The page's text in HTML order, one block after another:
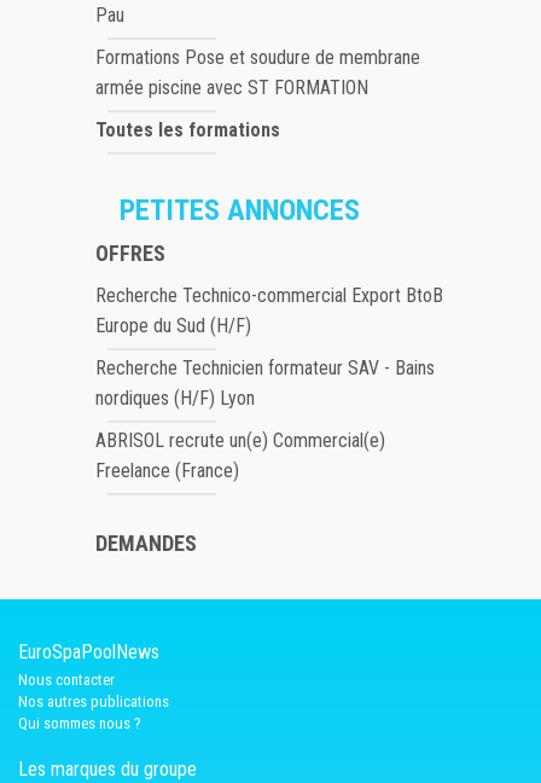
Pau
Formations Pose et soudure de membrane
armée piscine avec ST FORMATION
Toutes les formations
PETITES ANNONCES
OFFRES
Recherche Technico-commercial Export BtoB
Europe du Sud (H/F)
Recherche Technicien formateur SAV - Bains
nordiques (H/F) Lyon
ABRISOL recrute un(e) Commercial(e)
Freelance (France)
DEMANDES
EuroSpaPoolNews
Nous contacter
Nos autres publications
Qui sommes nous ?
Les marques du groupe